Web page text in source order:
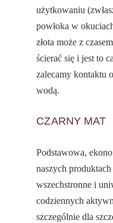
użytkowaniu
powłoka w
złota może z
ścierać się i jest to
zalecamy kontaktu
wodą.
CZARNY MAT
Podstawowa,
naszych
wszechstronne i
codziennych
szczególnie dla